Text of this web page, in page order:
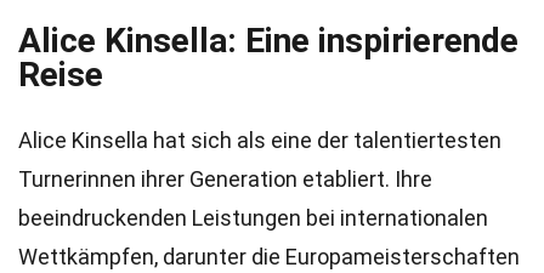
Alice Kinsella: Eine inspirierende
Reise
Alice Kinsella hat sich als eine der talentiertesten
Turnerinnen ihrer Generation etabliert. Ihre
beeindruckenden Leistungen bei internationalen
Wettkämpfen, darunter die Europameisterschaften